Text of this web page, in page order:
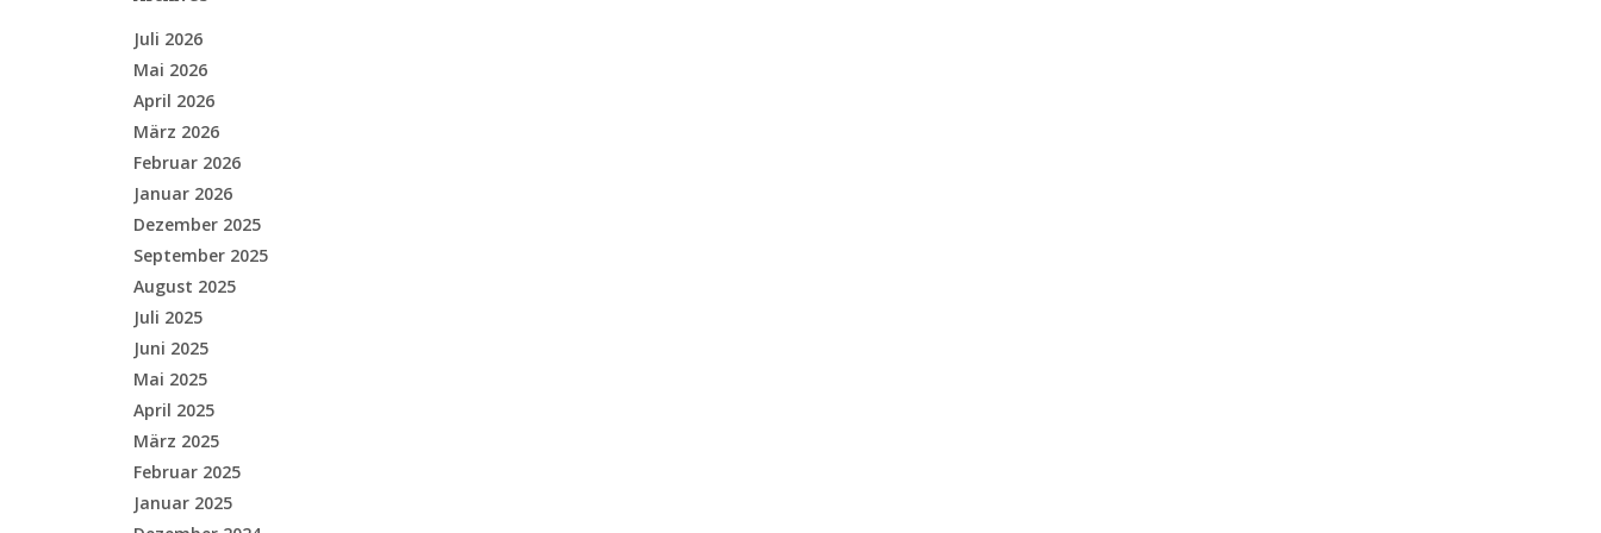
Juli 2026
Mai 2026
April 2026
März 2026
Februar 2026
Januar 2026
Dezember 2025
September 2025
August 2025
Juli 2025
Juni 2025
Mai 2025
April 2025
März 2025
Februar 2025
Januar 2025